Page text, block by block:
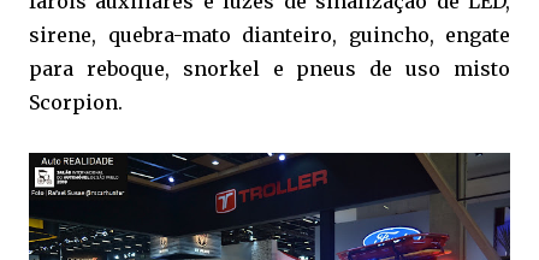
sirene, quebra-mato dianteiro, guincho, engate
para reboque, snorkel e pneus de uso misto
Scorpion.